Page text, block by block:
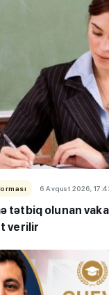
6 Avqust 2026,
tətbiq olunan
verilir